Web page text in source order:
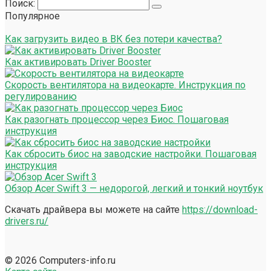
Поиск:
Популярное
Как загрузить видео в ВК без потери качества?
Как активировать Driver Booster
Скорость вентилятора на видеокарте. Инструкция по
регулированию
Как разогнать процессор через Биос. Пошаговая
инструкция
Как сбросить биос на заводские настройки. Пошаговая
инструкция
Обзор Acer Swift 3 — недорогой, легкий и тонкий ноутбук
Скачать драйвера вы можете на сайте https://download-
drivers.ru/
© 2026 Computers-info.ru